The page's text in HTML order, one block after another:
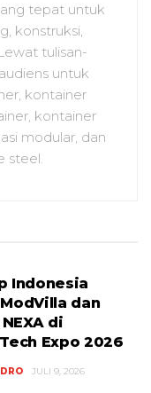
tepat untuk
konstruksi,
tulisan-
untuk
kontainer
kontainer
modular, dan
steel.
Indonesia
dan
di
Expo 2026
JULI 9, 2026